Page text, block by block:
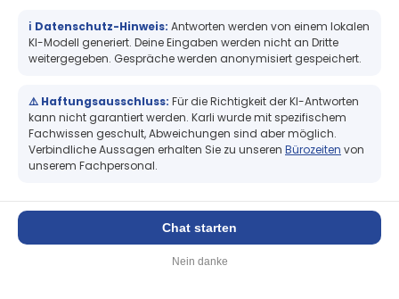
Registrierkassen
Registrierkassen – Moderne
Kassensysteme für deinen
Geschäftserfolg
Seit dem 01.01.2020 benötigen elektronische
Kassen eine TSE-Schnittstelle („Technische
Sicherheitseinrichtung"). Diese ist als SD-Karte zu
ℹ️ Datenschutz-Hinweis: Antworten werden von einem lokalen
KI-Modell generiert. Deine Eingaben werden nicht an Dritte
weitergegeben. Gespräche werden anonymisiert gespeichert.
⚠️ Haftungsausschluss: Für die Richtigkeit der KI-Antworten
kann nicht garantiert werden. Karli wurde mit spezifischem
Fachwissen geschult, Abweichungen sind aber möglich.
Verbindliche Aussagen erhalten Sie zu unseren Bürozeiten von
unserem Fachpersonal.
Chat starten
Nein danke